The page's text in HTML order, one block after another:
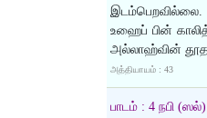
இடம்பெறவில்லை.
உஹைப் பின்
அல்லாஹ்வின்
அத்தியாயம் : 43
பாடம் : 4 நபி